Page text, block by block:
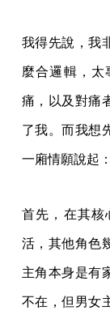
我得先說，我
麼合邏輯，太
痛，以及對痛
了我。而我想
一廂情願說起：
首先，在其核
活，其他角色
主角本身是有
不在，但男女